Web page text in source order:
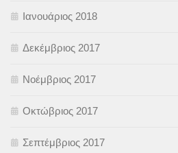
Ιανουάριος 2018
Δεκέμβριος 2017
Νοέμβριος 2017
Οκτώβριος 2017
Σεπτέμβριος 2017